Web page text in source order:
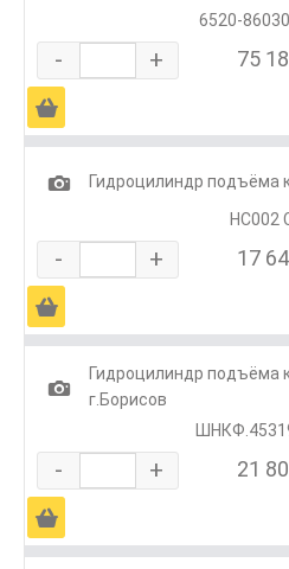
6520-
- + 75
Ä
1
Гидроцилиндр подъёма
HC002
- + 17
Ä
1
Гидроцилиндр подъёма
г.Борисов
- + 21
Ä